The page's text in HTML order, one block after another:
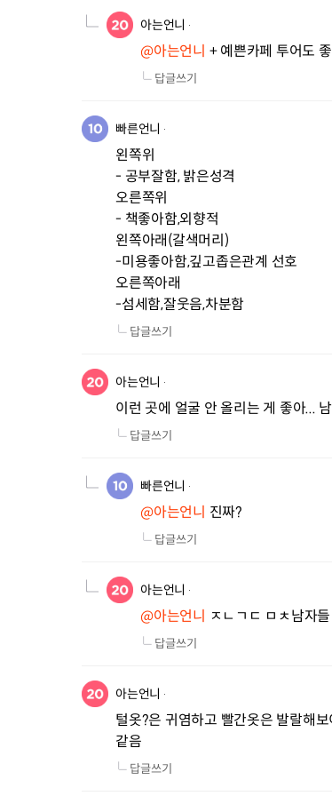
아는언니
@아는언니 + 예쁜카페 투어도
답글쓰기
빠른언니
왼쪽위
- 공부잘함, 밝은성격
오른쪽위
- 책좋아함,외향적
왼쪽아래(갈색머리)
-미용좋아함,깊고좁은관계 선호
오른쪽아래
-섬세함,잘웃음,차분함
답글쓰기
아는언니
이런 곳에 얼굴 안 올리는 게 좋아...
답글쓰기
빠른언니
@아는언니 진짜?
답글쓰기
아는언니
@아는언니 ㅈㄴㄱㄷ ㅁㅊ남자
답글쓰기
아는언니
털옷?은 귀염하고 빨간옷은 발랄해
같음
답글쓰기